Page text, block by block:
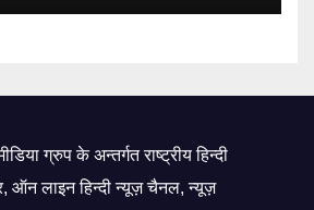
ग्रुप के अन्तर्गत राष्ट्रीय हिन्दी
ऑन लाइन हिन्दी न्यूज़ चैनल, न्यूज़